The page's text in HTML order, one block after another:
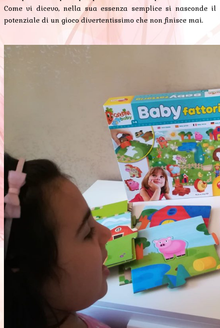
Come vi dicevo, nella sua essenza semplice si nasconde il
potenziale di un gioco divertentissimo che non finisce mai.